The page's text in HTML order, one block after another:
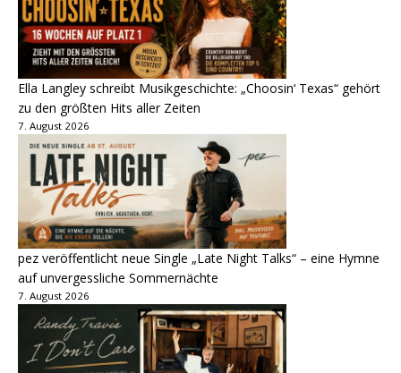
Ella Langley schreibt Musikgeschichte: „Choosin‘ Texas“ gehört
zu den größten Hits aller Zeiten
7. August 2026
pez veröffentlicht neue Single „Late Night Talks“ – eine Hymne
auf unvergessliche Sommernächte
7. August 2026